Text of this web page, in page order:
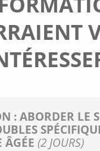
: ABORDER LE
ÂGÉE (2 JOURS)